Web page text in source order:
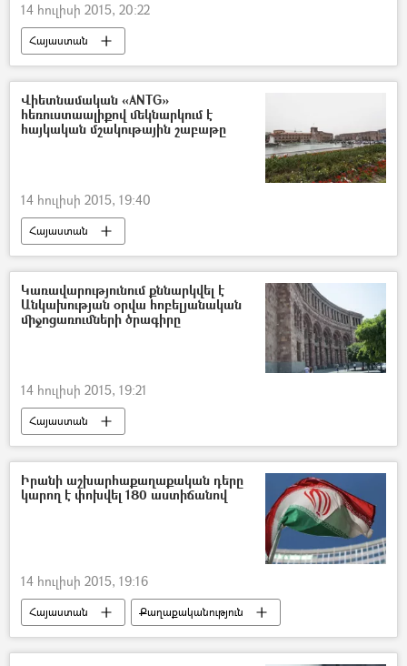
14 հուլիսի 2015, 20:22
Հայաստան
Վիետնամական «ANTG»
հեռուստաալիքով մեկնարկում է
հայկական մշակութային շաբաթը
14 հուլիսի 2015, 19:40
Հայաստան
Կառավարությունում քննարկվել է
Անկախության օրվա հոբելյանական
միջոցառումների ծրագիրը
14 հուլիսի 2015, 19:21
Հայաստան
Իրանի աշխարհաքաղաքական դերը
կարող է փոխվել 180 աստիճանով
14 հուլիսի 2015, 19:16
Հայաստան Քաղաքականություն